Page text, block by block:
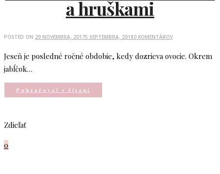
a hruškami
POSTED ON 29 NOVEMBRA, 20175 SEPTEMBRA, 20180 KOMENTÁROV
Jeseň je posledné ročné obdobie, kedy dozrieva ovocie. Okrem
jabĺčok…
Pokračovať v čítaní
Zdieľať
0